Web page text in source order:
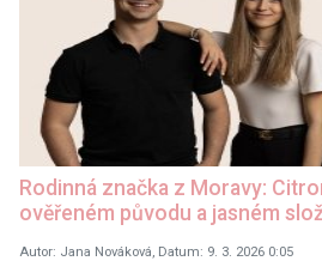
Rodinná značka z Moravy:
ověřeném původu a jasném
Autor: Jana Nováková, Datum: 9. 3. 2026 0:05